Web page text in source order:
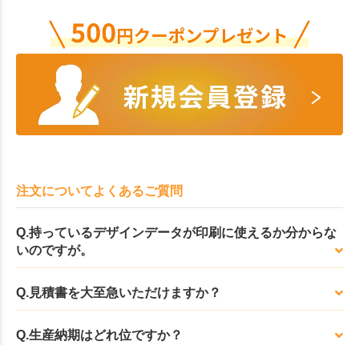
注文についてよくあるご質問
Q.持っているデザインデータが印刷に使えるか分からな
いのですが。
Q.見積書を大至急いただけますか？
Q.生産納期はどれ位ですか？